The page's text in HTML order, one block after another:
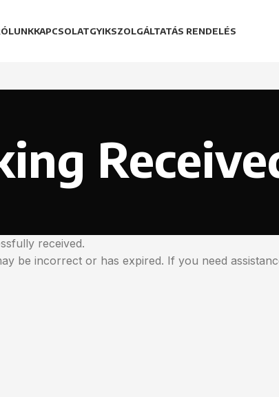
KAPCSOLATGYIKSZOLGÁLTATÁS RENDELÉS
received.
be incorrect or has expired. If you need